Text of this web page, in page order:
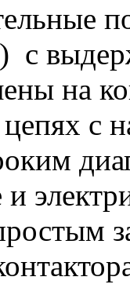
с
на
с